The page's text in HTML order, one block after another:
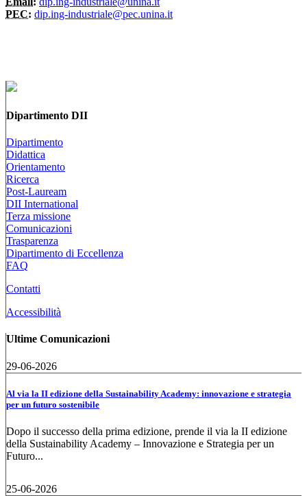
PEC: dip.ing-industriale@pec.unina.it
Dipartimento DII
Dipartimento
Didattica
Orientamento
Ricerca
Post-Lauream
DII International
Terza missione
Comunicazioni
Trasparenza
Dipartimento di Eccellenza
FAQ
Contatti
Accessibilità
Ultime Comunicazioni
29-06-2026
Al via la II edizione della Sustainability Academy: innovazione e strategia
per un futuro sostenibile
Dopo il successo della prima edizione, prende il via la II edizione
della Sustainability Academy – Innovazione e Strategia per un
Futuro...
25-06-2026